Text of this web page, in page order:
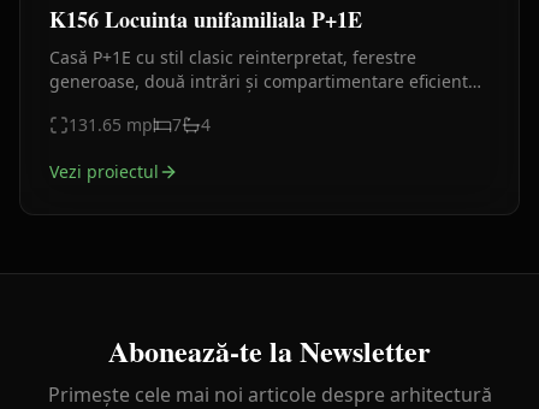
K156 Locuinta unifamiliala P+1E
Casă P+1E cu stil clasic reinterpretat, ferestre
generoase, două intrări și compartimentare eficientă.
131.65 mp 7 4
Vezi proiectul
Abonează-te la Newsletter
Primește cele mai noi articole despre arhitectură